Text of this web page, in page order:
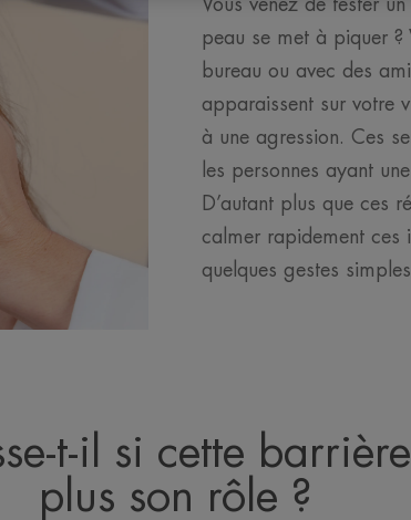
Vous venez de tester
peau se met à piquer ?
bureau ou avec des
apparaissent sur votre
à une agression. Ces
les personnes ayant
D’autant plus que ces
calmer rapidement ces
quelques gestes
t-il si cette
plus son rôle ?